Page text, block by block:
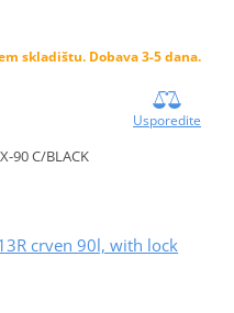
skladištu. Dobava 3-5 dana.
Usporedite
90 C/BLACK
crven 90l, with lock